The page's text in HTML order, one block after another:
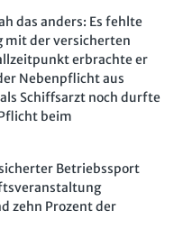
das anders: Es fehlte
mit der versicherten
erbrachte er
Nebenpflicht aus
Schiffsarzt noch durfte
beim
Betriebssport
zehn Prozent der